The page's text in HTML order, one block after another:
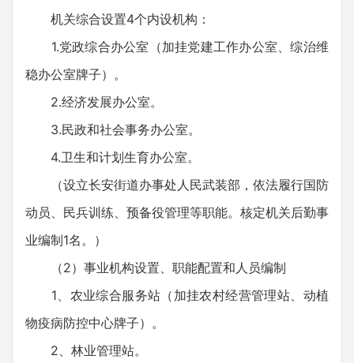
机关综合设置4个内设机构：
1.党政综合办公室（加挂党建工作办公室、综治维
稳办公室牌子）。
2.经济发展办公室。
3.民政和社会事务办公室。
4.卫生和计划生育办公室。
（设立长安街道办事处人民武装部，依法履行国防
动员、民兵训练、预备役管理等职能。核定机关后勤事
业编制1名。）
（2）事业机构设置、职能配置和人员编制
1、农业综合服务站（加挂农村经营管理站、动植
物疫病防控中心牌子）。
2、林业管理站。